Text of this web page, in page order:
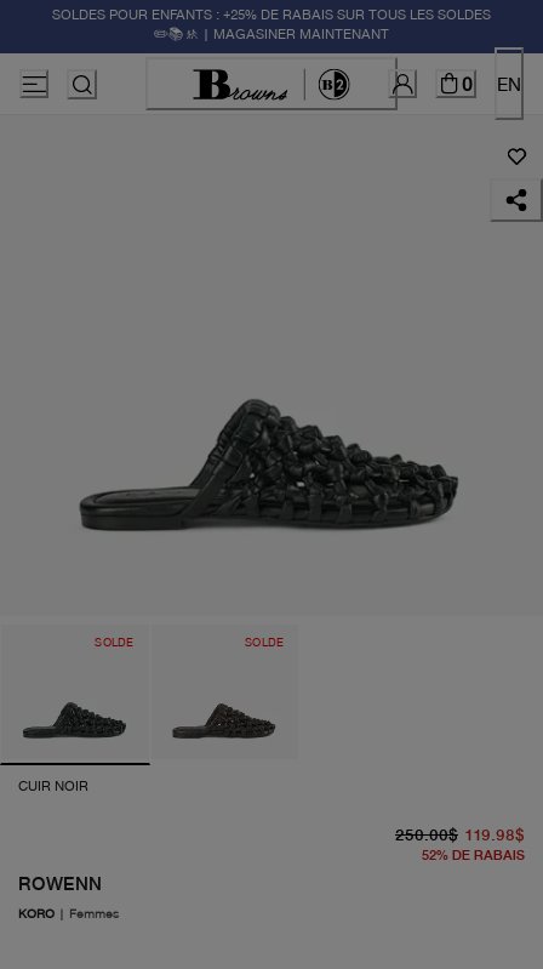
SOLDES POUR ENFANTS : +25% DE RABAIS SUR TOUS LES SOLDES
✏️📚🚸 | MAGASINER MAINTENANT
0 EN
SOLDE SOLDE
CUIR NOIR
ROWENN
KORO | Femmes
250.00$ 119.98$
52% DE RABAIS